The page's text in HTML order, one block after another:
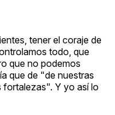
tener el coraje de
todo, que
que no podemos
que de "de nuestras
fortalezas". Y yo así lo